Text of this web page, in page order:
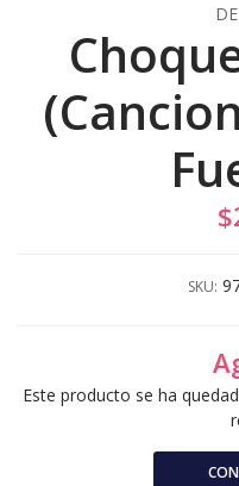
SKU:
Este producto se ha